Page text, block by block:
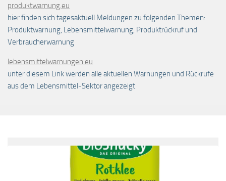
produktwarnung.eu
hier finden sich tagesaktuell Meldungen zu folgenden Themen:
Produktwarnung, Lebensmittelwarnung, Produktrückruf und
Verbraucherwarnung
lebensmittelwarnungen.eu
unter diesem Link werden alle aktuellen Warnungen und Rückrufe
aus dem Lebensmittel-Sektor angezeigt